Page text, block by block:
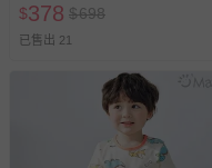
$378 $698
已售出 21